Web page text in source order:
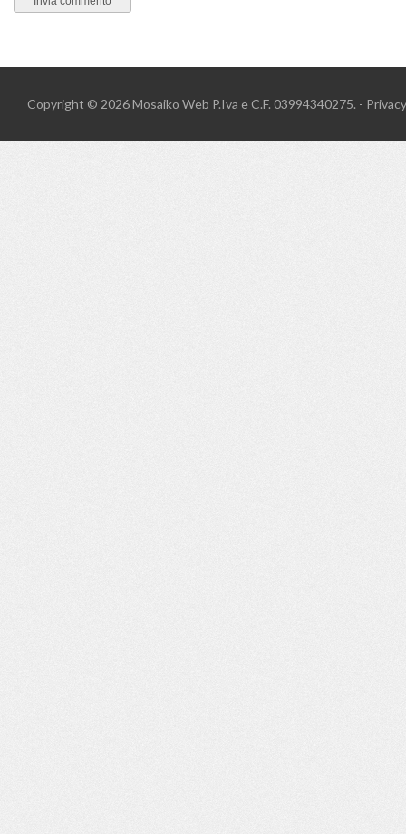
Copyright © 2026Mosaiko Web P.Iva e C.F. 03994340275. - Privacy